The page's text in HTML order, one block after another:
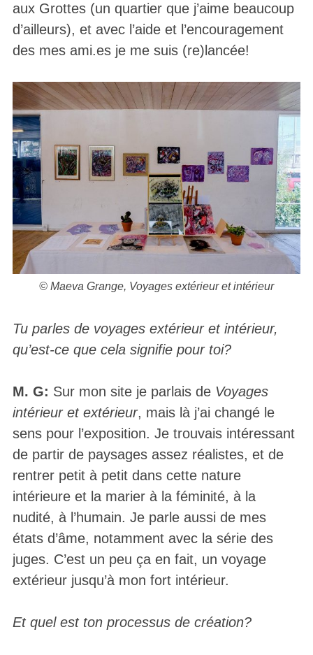
aux Grottes (un quartier que j’aime beaucoup
d’ailleurs), et avec l’aide et l’encouragement
des mes ami.es je me suis (re)lancée!
© Maeva Grange, Voyages extérieur et intérieur
Tu parles de voyages extérieur et intérieur,
qu’est-ce que cela signifie pour toi?
M. G: Sur mon site je parlais de Voyages
intérieur et extérieur, mais là j’ai changé le
sens pour l’exposition. Je trouvais intéressant
de partir de paysages assez réalistes, et de
rentrer petit à petit dans cette nature
intérieure et la marier à la féminité, à la
nudité, à l’humain. Je parle aussi de mes
états d’âme, notamment avec la série des
juges. C’est un peu ça en fait, un voyage
extérieur jusqu’à mon fort intérieur.
Et quel est ton processus de création?